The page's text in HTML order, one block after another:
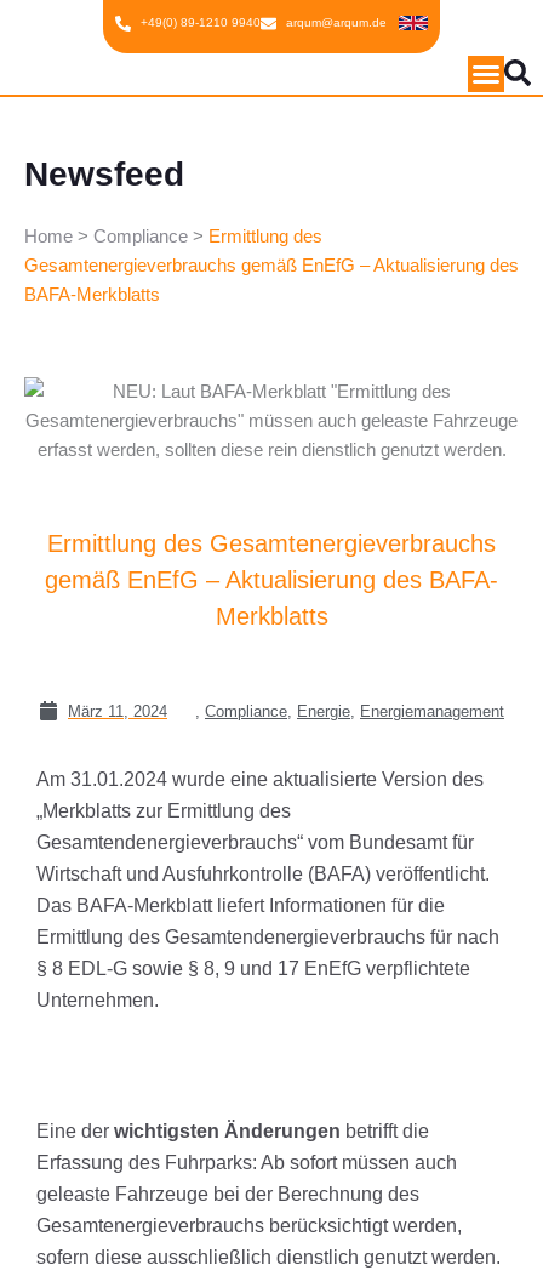
+49(0) 89-1210 9940 arqum@arqum.de
Newsfeed
Home > Compliance > Ermittlung des
Gesamtenergieverbrauchs gemäß EnEfG – Aktualisierung des
BAFA-Merkblatts
Ermittlung des Gesamtenergieverbrauchs
gemäß EnEfG – Aktualisierung des BAFA-
Merkblatts
März 11, 2024 Compliance Energie Energiemanagement
Am 31.01.2024 wurde eine aktualisierte Version des
„Merkblatts zur Ermittlung des
Gesamtendenergieverbrauchs“ vom Bundesamt für
Wirtschaft und Ausfuhrkontrolle (BAFA) veröffentlicht.
Das BAFA-Merkblatt liefert Informationen für die
Ermittlung des Gesamtendenergieverbrauchs für nach
§ 8 EDL-G sowie § 8, 9 und 17 EnEfG verpflichtete
Unternehmen.
Eine der wichtigsten Änderungen betrifft die
Erfassung des Fuhrparks: Ab sofort müssen auch
geleaste Fahrzeuge bei der Berechnung des
Gesamtenergieverbrauchs berücksichtigt werden,
sofern diese ausschließlich dienstlich genutzt werden.